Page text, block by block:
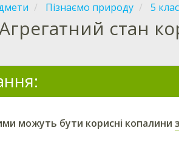
Пізнаємо природу 5 клас
стан
можуть бути корисні копалини